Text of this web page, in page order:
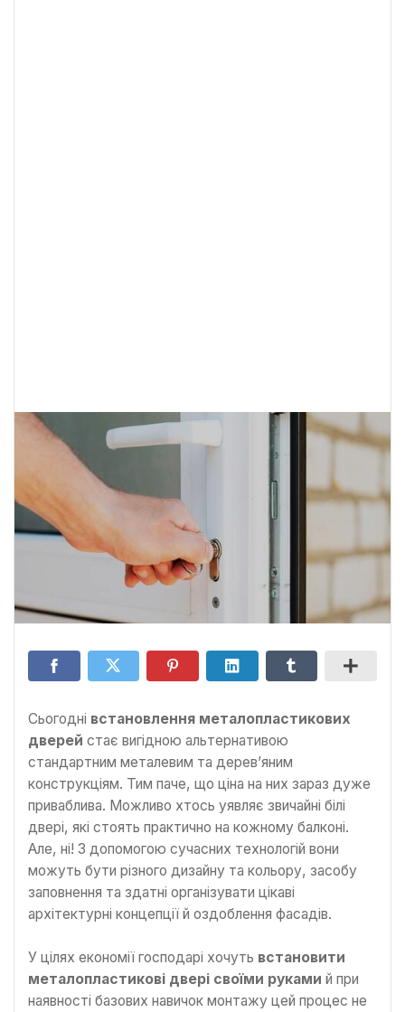
Сьогодні встановлення металопластикових
дверей стає вигідною альтернативою
стандартним металевим та дерев’яним
конструкціям. Тим паче, що ціна на них зараз дуже
приваблива. Можливо хтось уявляє звичайні білі
двері, які стоять практично на кожному балконі.
Але, ні! З допомогою сучасних технологій вони
можуть бути різного дизайну та кольору, засобу
заповнення та здатні організувати цікаві
архітектурні концепції й оздоблення фасадів.
У цілях економії господарі хочуть встановити
металопластикові двері своїми руками й при
наявності базових навичок монтажу цей процес не